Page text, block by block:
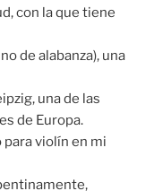
con la que tiene
de alabanza), una
una de las
de Europa.
violín en mi